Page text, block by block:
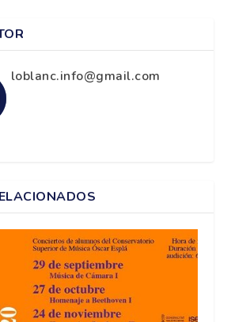
loblanc.info@gmail.com